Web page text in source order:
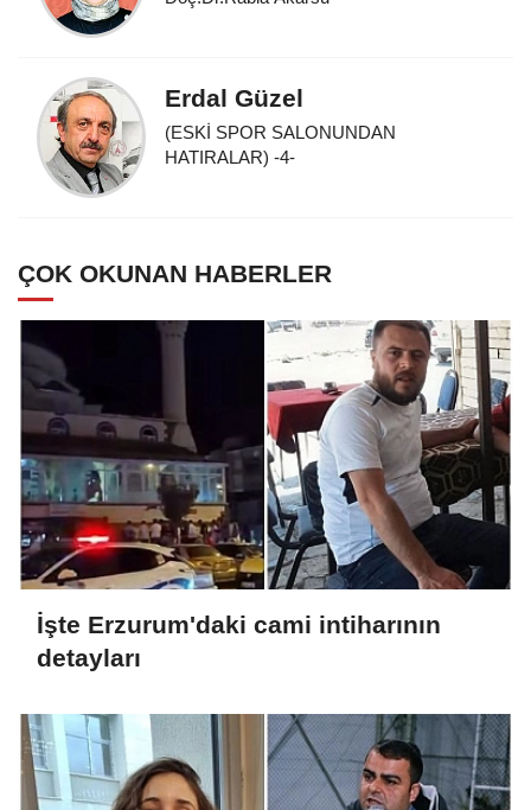
Erdal Güzel
(ESKİ SPOR SALONUNDAN
HATIRALAR) -4-
ÇOK OKUNAN HABERLER
İşte Erzurum'daki cami intiharının
detayları